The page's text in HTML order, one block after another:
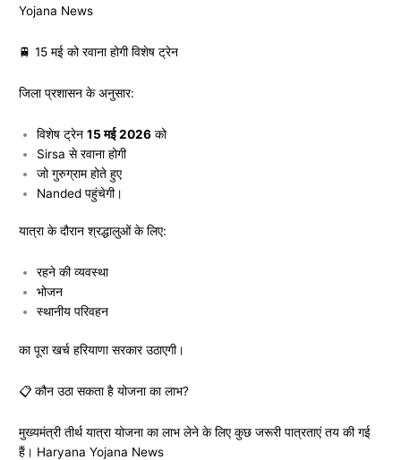
Yojana News
🚆 15 मई को रवाना होगी विशेष ट्रेन
जिला प्रशासन के अनुसार:
विशेष ट्रेन15 मई 2026 को
Sirsa से रवाना होगी
जो गुरुग्राम होते हुए
Nanded पहुंचेगी।
यात्रा के दौरान श्रद्धालुओं के लिए:
रहने की व्यवस्था
भोजन
स्थानीय परिवहन
का पूरा खर्च हरियाणा सरकार उठाएगी।
📋 कौन उठा सकता है योजना का लाभ?
मुख्यमंत्री तीर्थ यात्रा योजना का लाभ लेने के लिए कुछ जरूरी पात्रताएं तय की गई
हैं। Haryana Yojana News